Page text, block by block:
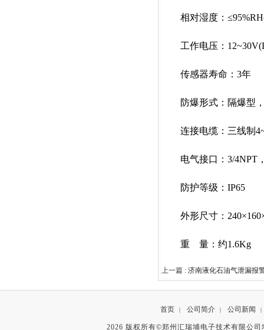
相对湿度：≤95%RH(
工作电压：
传感器寿命：3年
防爆形式：隔爆型，
连接电缆：三线制
电气接口：3/4NPT，
防护等级：IP65
外形尺寸：
重 量：约1.6Kg
上一篇 : 济南液化石油气泄漏报
首页 | 公司简介 | 公司新闻 |
2026 版权所有©郑州汇瑞埔电子技术有限公